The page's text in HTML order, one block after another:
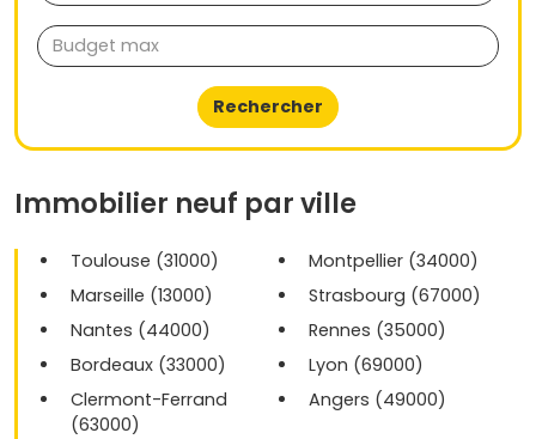
Rechercher
Immobilier neuf par ville
Toulouse (31000)
Montpellier (34000)
Marseille (13000)
Strasbourg (67000)
Nantes (44000)
Rennes (35000)
Bordeaux (33000)
Lyon (69000)
Clermont-Ferrand
(63000)
Angers (49000)